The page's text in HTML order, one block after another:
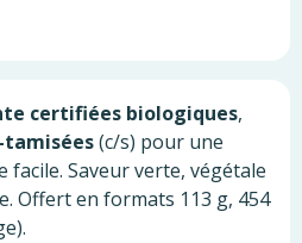
certifiées biologiques,
tamisées(c/s) pour une
Saveur verte, végétale
Offert en formats 113 g, 454